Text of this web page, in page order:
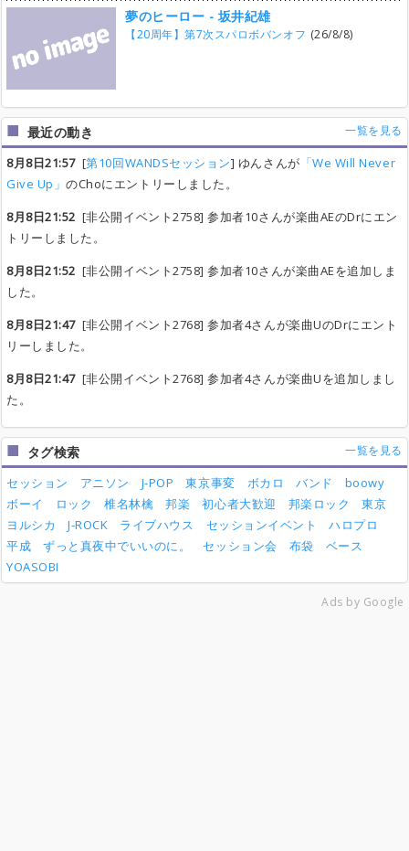
夢のヒーロー - 坂井紀雄
【20周年】第7次スパロボバンオフ (26/8/8)
最近の動き 一覧を見る
8月8日21:57[第10回WANDSセッション] ゆんさんが 「We Will Never
Give Up」のChoにエントリーしました。
8月8日21:52 [非公開イベント2758] 参加者10さんが楽曲AEのDrにエン
トリーしました。
8月8日21:52 [非公開イベント2758] 参加者10さんが楽曲AEを追加しま
した。
8月8日21:47[非公開イベント2768] 参加者4さんが楽曲UのDrにエント
リーしました。
8月8日21:47[非公開イベント2768] 参加者4さんが楽曲Uを追加しまし
た。
タグ検索 一覧を見る
セッション アニソン J-POP 東京事変 ボカロ バンド
boowy
ボーイ
ロック 椎名林檎 邦楽 初心者大歓迎 邦楽ロック
東京
ヨルシカ
J-ROCK ライブハウス セッションイベント
ハロプロ
平成
ずっと真夜中でいいのに。 セッション会 布袋
ベース
YOASOBI
Ads by Google